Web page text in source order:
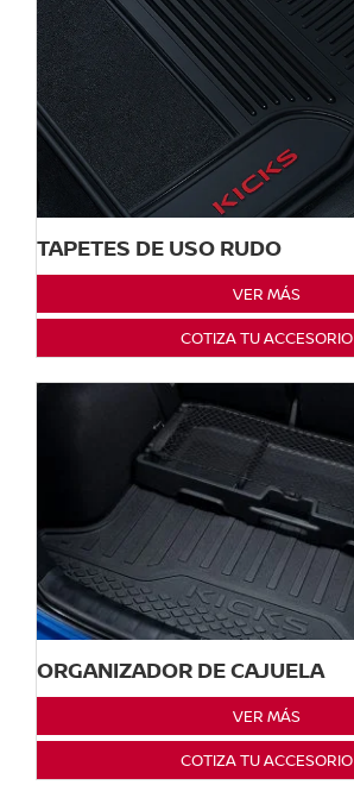
TAPETES DE USO RUDO
VER MÁS
COTIZA TU ACCESORIO
ORGANIZADOR DE CAJUELA
VER MÁS
COTIZA TU ACCESORIO